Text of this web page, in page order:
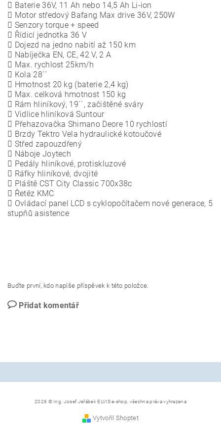
 Baterie 36V, 11 Ah nebo 14,5 Ah Li-ion
 Motor středový Bafang Max drive 36V, 250W
 Senzory torque + speed
 Řídicí jednotka 36 V
 Dojezd na jedno nabití až 150 km
 Nabíječka EN, CE, 42 V, 2 A
 Max. rychlost 25km/h
 Kola 28´´
 Hmotnost 20 kg (baterie 2,4 kg)
 Max. celková hmotnost 150 kg
 Rám hliníkový, 19´´, začištěné sváry
 Vidlice hliníková Suntour
 Přehazovačka Shimano Deore 10 rychlostí
 Brzdy Tektro Vela hydraulické kotoučové
 Střed zapouzdřený
 Náboje Joytech
 Pedály hliníkové, protiskluzové
 Ráfky hliníkové, dvojité
 Pláště CST City Classic 700x38c
 Řetěz KMC
 Ovládací panel LCD s cyklopočítačem nové generace, 5
stupňů asistence
Buďte první, kdo napíše příspěvek k této položce.
Přidat komentář
2026 © Ing. Josef Jeřábek ELVIS e-shop, všechna práva vyhrazena
Vytvořil Shoptet